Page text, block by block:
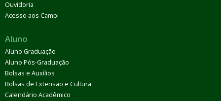
Ouvidoria
Acesso aos Campi
Aluno
Aluno Graduação
Aluno Pós-Graduação
Bolsas e Auxílios
Bolsas de Extensão e Cultura
Calendário Acadêmico